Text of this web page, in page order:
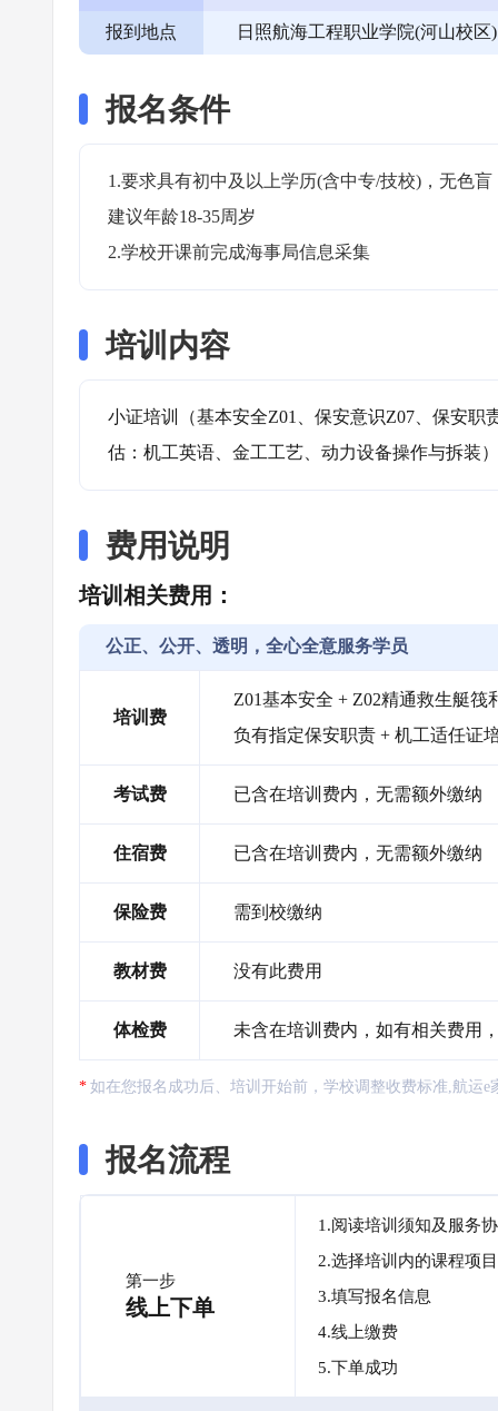
报到地点 日照航海工程职业学院(河山校
报名条件
1.要求具有初中及以上学历(含中专/技校)，无色
建议年龄18-35周岁
2.学校开课前完成海事局信息采集
培训内容
小证培训（基本安全Z01、保安意识Z07、保安
估：机工英语、金工工艺、动力设备操作与拆装）
费用说明
培训相关费用：
公正、公开、透明，全心全意服务学员
培训费
Z01基本安全 + Z02精通救生艇筏
负有指定保安职责 + 机工适任证
考试费 已含在培训费内，无需额外缴纳
住宿费 已含在培训费内，无需额外缴纳
保险费 需到校缴纳
教材费 没有此费用
体检费 未含在培训费内，如有相关费用
如在您报名成功后、培训开始前，学校调整收费标准,航运
报名流程
第一步
线上下单
1.阅读培训须知及服务
2.选择培训内的课程项目
3.填写报名信息
4.线上缴费
5.下单成功